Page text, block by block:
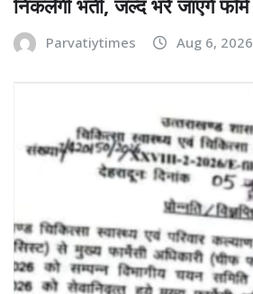
निकलेगी भर्ती, जल्द भरें जाएंगे फॉर्म
Parvatiytimes Aug 6, 2026